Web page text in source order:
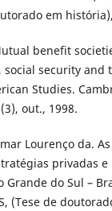
em
benefit
security and
Studies.
out., 1998.
Lourenço da.
privadas
Grande do Sul –
(Tese de